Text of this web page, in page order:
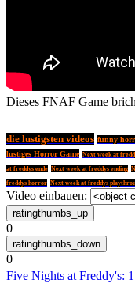
Dieses FNAF Game
die lustigsten videos funny
lustiges Horror Game Next week at
at freddys ende Next week at freddys ending
freddys horror Next week at freddys
Video einbauen:
0
0
Five Nights at Freddy's: